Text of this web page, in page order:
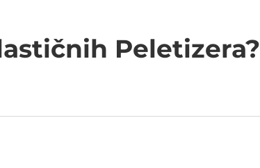
Peletizera?